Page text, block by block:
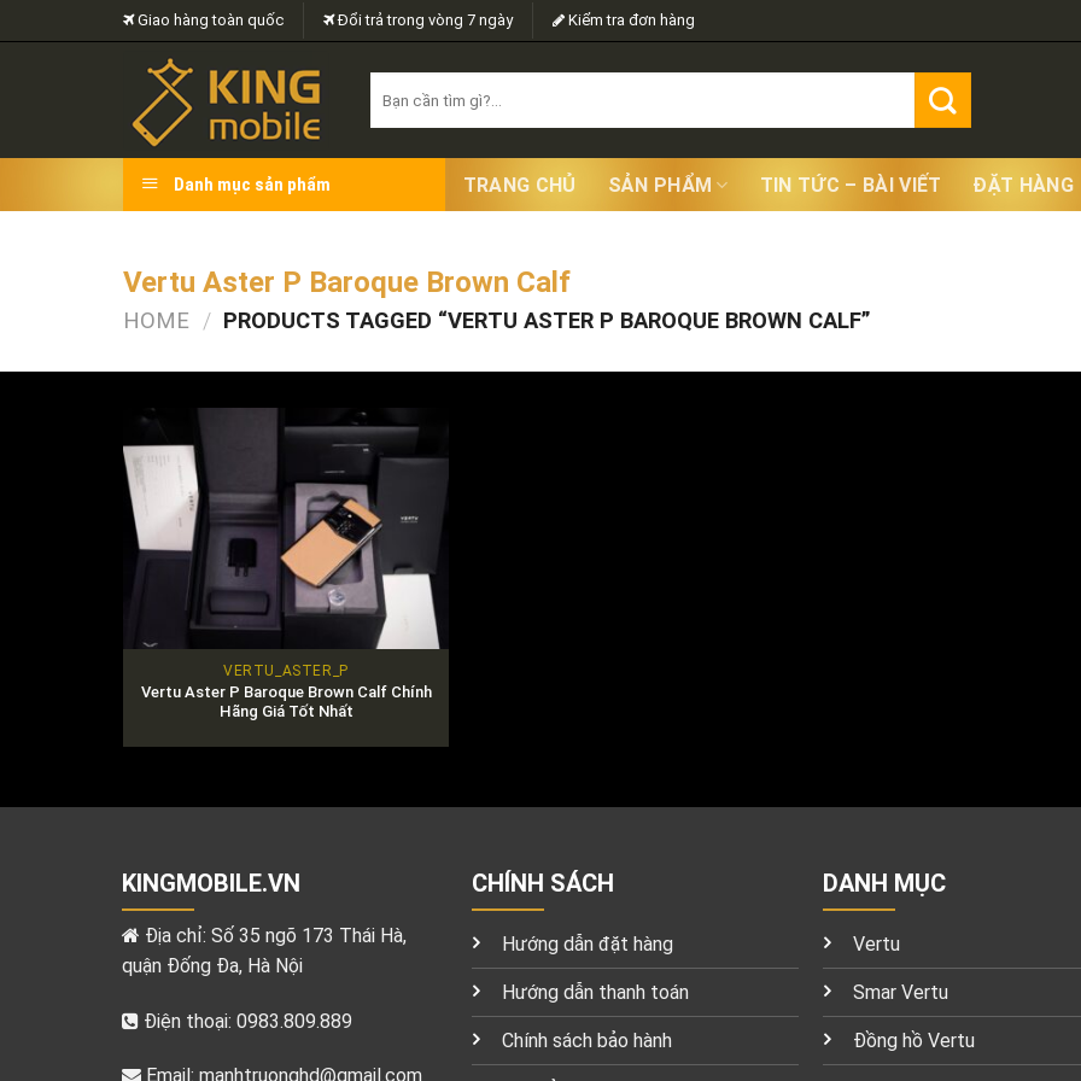
to
Giao hàng toàn quốc Đổi trả trong vòng 7 ngày Kiểm tra đơn hàng
for:
Danh mục sản phẩm TRANG CHỦ SẢN PHẨM TIN TỨC – BÀI VIẾT ĐẶT HÀNG
Vertu Aster P Baroque Brown Calf
HOME / PRODUCTS TAGGED “VERTU ASTER P BAROQUE BROWN CALF”
VERTU_ASTER_P
Vertu Aster P Baroque Brown Calf Chính
Hãng Giá Tốt Nhất
KINGMOBILE.VN
Địa chỉ: Số 35 ngõ 173 Thái Hà,
quận Đống Đa, Hà Nội
Điện thoại: 0983.809.889
Email: manhtruonghd@gmail.com
CHÍNH SÁCH
Hướng dẫn đặt hàng
Hướng dẫn thanh toán
Chính sách bảo hành
DANH MỤC
Vertu
Smar Vertu
Đồng hồ Vertu